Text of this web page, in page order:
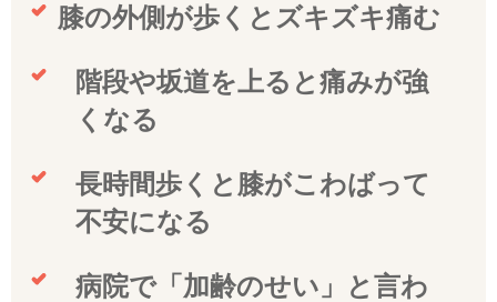
膝の外側が歩くとズキズキ痛む
階段や坂道を上ると痛みが強
くなる
長時間歩くと膝がこわばって
不安になる
病院で「加齢のせい」と言わ